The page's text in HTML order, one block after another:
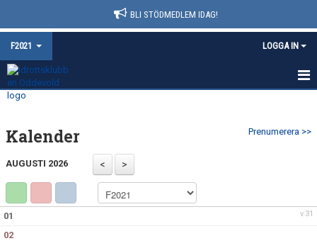
BLI STÖDMEDLEM IDAG!
F2021 LOGGA IN
HEM
NYHETER
KALENDER
Prenumerera >>
Kalender
AUGUSTI 2026
v.31
01
02